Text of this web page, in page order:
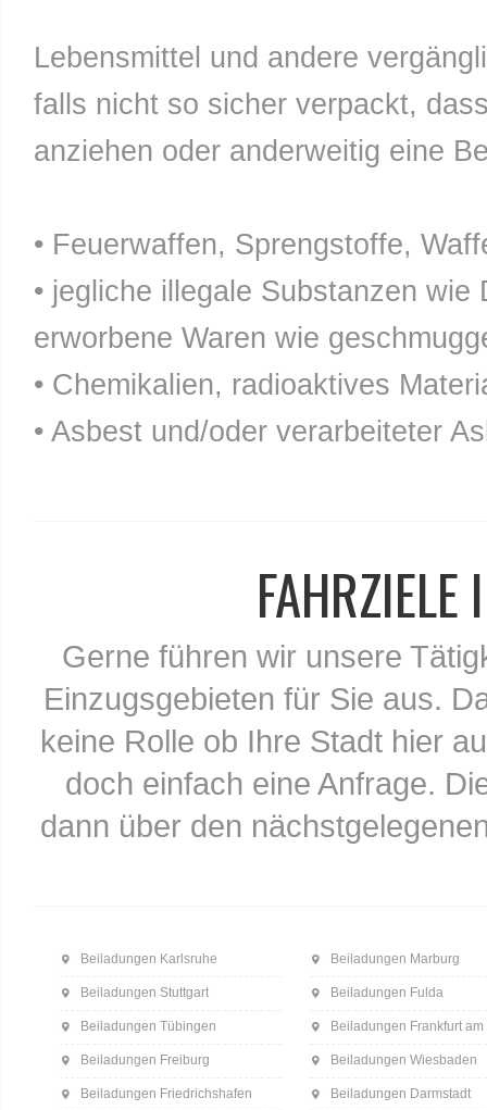
Lebensmittel und andere
falls nicht so sicher verpackt,
anziehen oder anderweitig eine
• Feuerwaffen, Sprengstoffe,
• jegliche illegale Substanzen
erworbene Waren wie
• Chemikalien, radioaktives
• Asbest und/oder verarbeiteter
Gerne führen wir unsere
Einzugsgebieten für Sie aus.
keine Rolle ob Ihre Stadt hier
doch einfach eine Anfrage.
dann über den
Beiladungen Karlsruhe
Beiladungen Stuttgart
Beiladungen Tübingen
Beiladungen Freiburg
Beiladungen Friedrichshafen
Beiladungen Marburg
Beiladungen Fulda
Beiladungen Frankfurt am
Beiladungen Wiesbaden
Beiladungen Darmstadt